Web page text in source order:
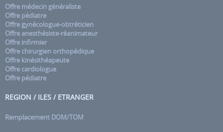
Offre médecin généraliste
Offre pédiatre
Offre gynécologue-obtréticien
Offre anesthésiste-réanimateur
Offre infirmier
Offre chirurgien orthopédique
Offre kinésithéapeute
Offre cardiologue
Offre pédiatre
REGION / ILES / ETRANGER
Remplacement DOM/TOM